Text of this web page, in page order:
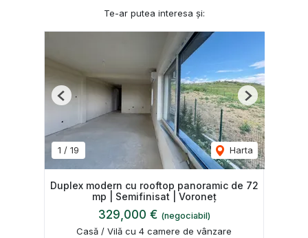
Te-ar putea interesa și:
1 / 19 Harta
Previous Next
Duplex modern cu rooftop panoramic de 72
mp | Semifinisat | Voroneț
329,000 € (negociabil)
Casă / Vilă cu 4 camere de vânzare